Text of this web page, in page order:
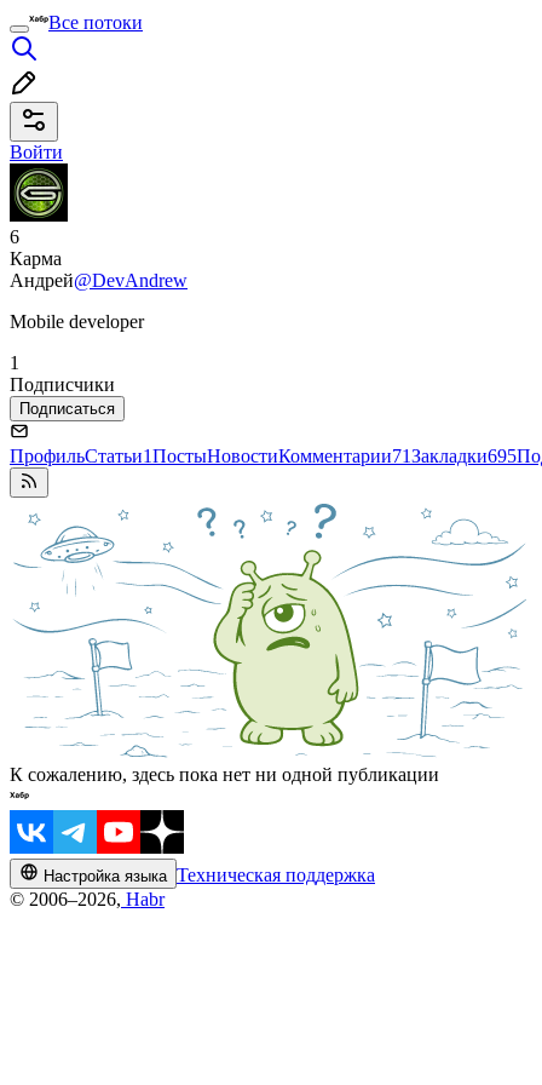
Все потоки
Войти
6
Карма
Андрей@DevAndrew
Mobile developer
1
Подписчики
Подписаться
ПрофильСтатьи1ПостыНовостиКомментарии71Закладки695
К сожалению, здесь пока нет ни одной публикации
Настройка языка Техническая поддержка
© 2006–2026, Habr